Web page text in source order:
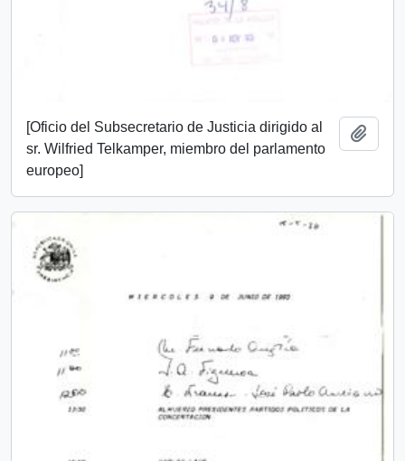
[Oficio del Subsecretario de Justicia dirigido al
sr. Wilfried Telkamper, miembro del parlamento
europeo]